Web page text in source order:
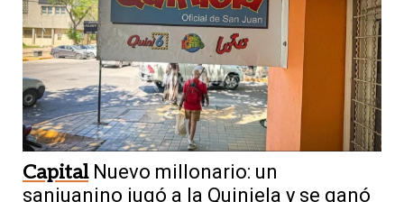
Capital Nuevo millonario: un
sanjuanino jugó a la Quiniela y se ganó